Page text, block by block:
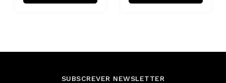
SUBSCREVER NEWSLETTER